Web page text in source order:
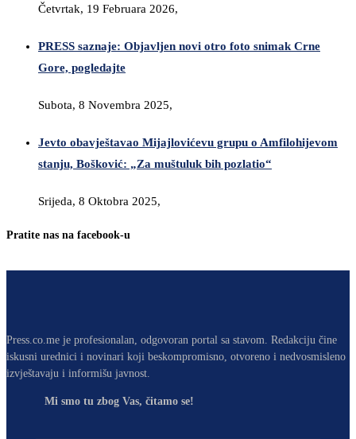
Četvrtak, 19 Februara 2026,
PRESS saznaje: Objavljen novi otro foto snimak Crne
Gore, pogledajte
Subota, 8 Novembra 2025,
Jevto obavještavao Mijajlovićevu grupu o Amfilohijevom
stanju, Bošković: „Za muštuluk bih pozlatio“
Srijeda, 8 Oktobra 2025,
Pratite nas na facebook-u
Press.co.me je profesionalan, odgovoran portal sa stavom. Redakciju čine
iskusni urednici i novinari koji beskompromisno, otvoreno i nedvosmisleno
izvještavaju i informišu javnost.
Mi smo tu zbog Vas, čitamo se!